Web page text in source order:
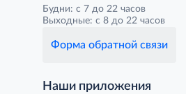
Будни: с 7 до 22 часов
Выходные: с 8 до 22 часов
Форма обратной связи
Наши приложения